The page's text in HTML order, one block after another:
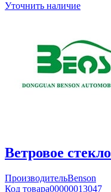
Уточнить наличие
Ветровое стекло
ПроизводительBenson
Код товара00000013047